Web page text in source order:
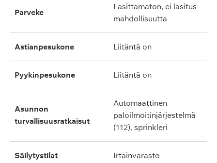
parveke
lasittamaton, ei lasitus
mahdollisuutta
astianpesukone liitäntä on
pyykinpesukone liitäntä on
asunnon
turvallisuusratkaisut
automaattinen
paloilmoitinjärjestelmä
(112), sprinkleri
säilytystilat irtainvarasto